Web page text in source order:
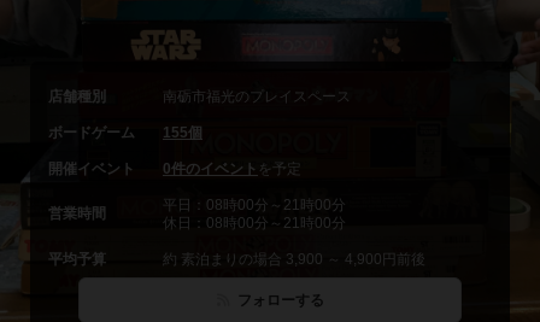
店舗種別 南砺市福光のプレイスペース
ボードゲーム 155個
開催イベント 0件のイベント を予定
営業時間
平日：08時00分～21時00分
休日：08時00分～21時00分
平均予算 約 素泊まりの場合 3,900 ～ 4,900円前後
フォローする